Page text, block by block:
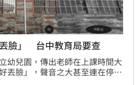
臉」 台中教育局要查
幼兒園，傳出老師在上課時間大
丟臉」，聲音之大甚至連在停車